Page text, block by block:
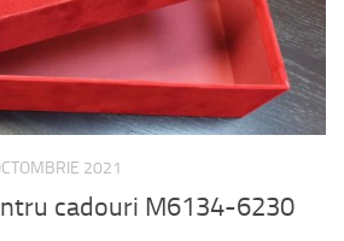
2021
cadouri M6134-6230